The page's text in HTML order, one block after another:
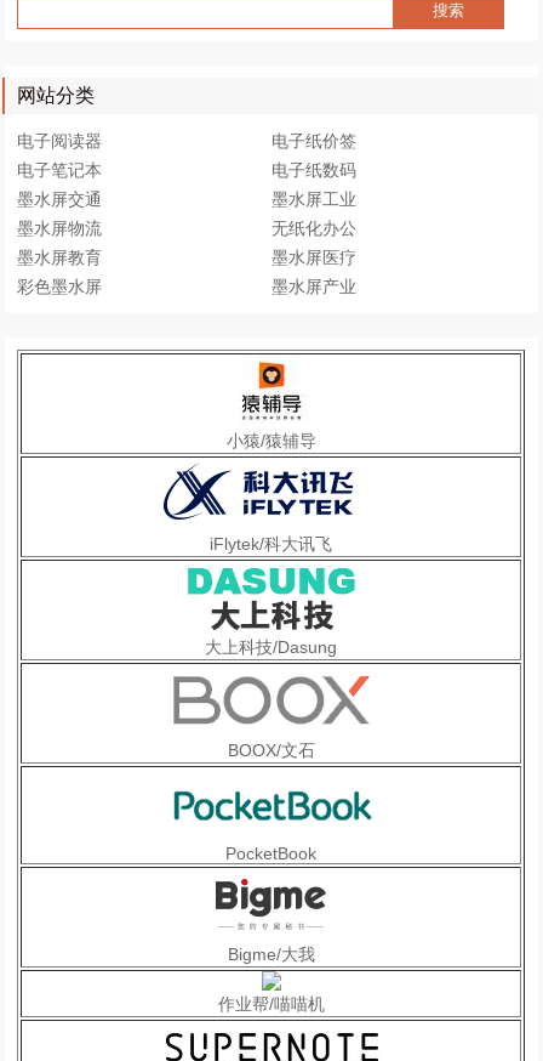
网站分类
电子阅读器
电子纸价签
电子笔记本
电子纸数码
墨水屏交通
墨水屏工业
墨水屏物流
无纸化办公
墨水屏教育
墨水屏医疗
彩色墨水屏
墨水屏产业
小猿/猿辅导
iFlytek/科大讯飞
大上科技/Dasung
BOOX/文石
PocketBook
Bigme/大我
作业帮/喵喵机